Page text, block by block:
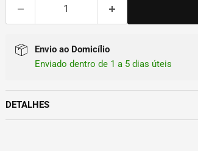
Envio ao Domicílio
Enviado dentro de 1 a 5 dias úteis
DETALHES